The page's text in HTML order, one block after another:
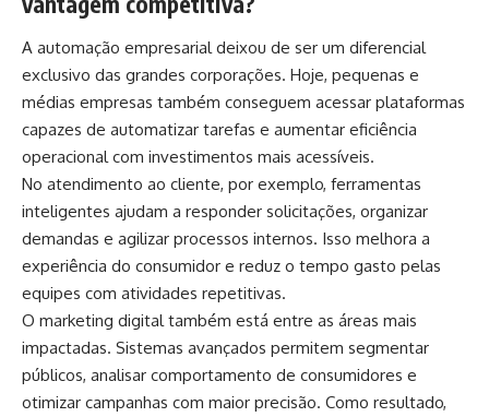
A automação empresarial deixou de ser um diferencial
exclusivo das grandes corporações. Hoje, pequenas e
médias empresas também conseguem acessar plataformas
capazes de automatizar tarefas e aumentar eficiência
operacional com investimentos mais acessíveis.
No atendimento ao cliente, por exemplo, ferramentas
inteligentes ajudam a responder solicitações, organizar
demandas e agilizar processos internos. Isso melhora a
experiência do consumidor e reduz o tempo gasto pelas
equipes com atividades repetitivas.
O marketing digital também está entre as áreas mais
impactadas. Sistemas avançados permitem segmentar
públicos, analisar comportamento de consumidores e
otimizar campanhas com maior precisão. Como resultado,